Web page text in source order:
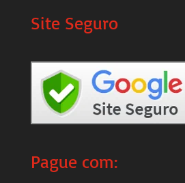
Site Seguro
Pague com: